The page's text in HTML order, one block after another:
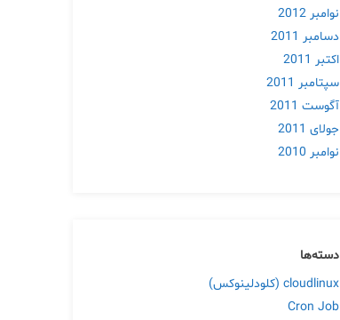
نوامبر 2012
دسامبر 2011
اکتبر 2011
سپتامبر 2011
آگوست 2011
جولای 2011
نوامبر 2010
دسته‌ها
cloudlinux (کلودلینوکس)
Cron Job